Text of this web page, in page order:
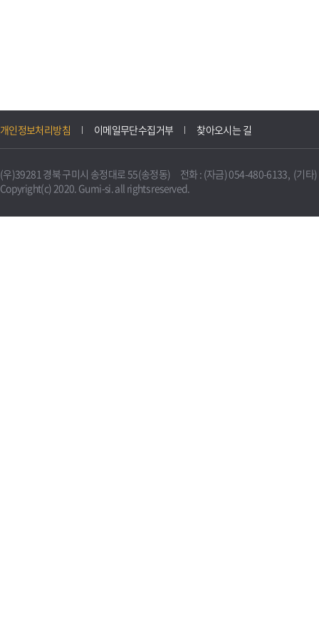
개인정보처리방침 이메일무단수집거부 찾아오시는 길
(우)39281 경북 구미시 송정대로 55(송정동) 전화 : (자금) 054-480-6133, (기타
Copyright(c) 2020. Gumi-si. all rights reserved.